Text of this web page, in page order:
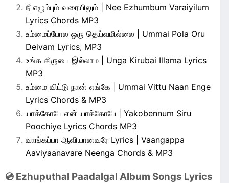
நீ எழும்பும் வரையிலும் | Nee Ezhumbum Varaiyilum
Lyrics Chords MP3
உம்மைப்போல ஒரு தெய்வமில்லை | Ummai Pola Oru
Deivam Lyrics, MP3
உங்க கிருபை இல்லாம | Unga Kirubai Illama Lyrics
MP3
உம்மை விட்டு நான் எங்கே | Ummai Vittu Naan Enge
Lyrics Chords & MP3
யாக்கோபே என் யாக்கோபே | Yakobennum Siru
Poochiye Lyrics Chords MP3
வாங்கப்பா ஆவியானவரே Lyrics | Vaangappa
Aaviyaanavare Neenga Chords & MP3
💿 Ezhuputhal Paadalgal Album Songs Lyrics